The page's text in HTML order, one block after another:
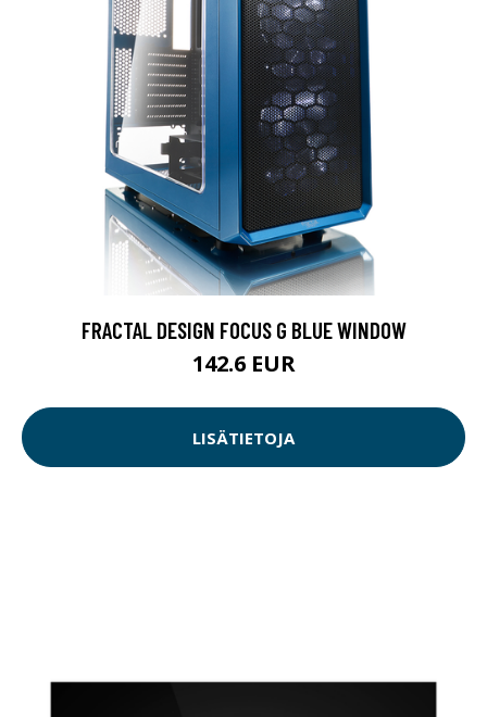
FRACTAL DESIGN FOCUS G BLUE WINDOW
142.6 EUR
LISÄTIETOJA